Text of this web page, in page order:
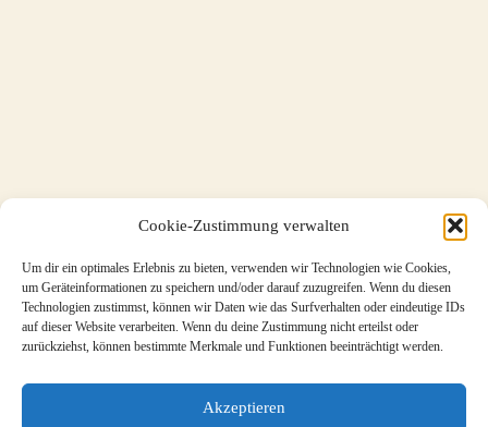
Cookie-Zustimmung verwalten
Um dir ein optimales Erlebnis zu bieten, verwenden wir Technologien wie Cookies,
um Geräteinformationen zu speichern und/oder darauf zuzugreifen. Wenn du diesen
Technologien zustimmst, können wir Daten wie das Surfverhalten oder eindeutige IDs
auf dieser Website verarbeiten. Wenn du deine Zustimmung nicht erteilst oder
zurückziehst, können bestimmte Merkmale und Funktionen beeinträchtigt werden.
Akzeptieren